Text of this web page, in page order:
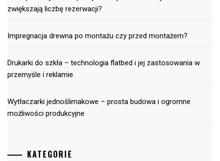
zwiększają liczbę rezerwacji?
Impregnacja drewna po montażu czy przed montażem?
Drukarki do szkła – technologia flatbed i jej zastosowania w
przemyśle i reklamie
Wytłaczarki jednoślimakowe – prosta budowa i ogromne
możliwości produkcyjne
KATEGORIE